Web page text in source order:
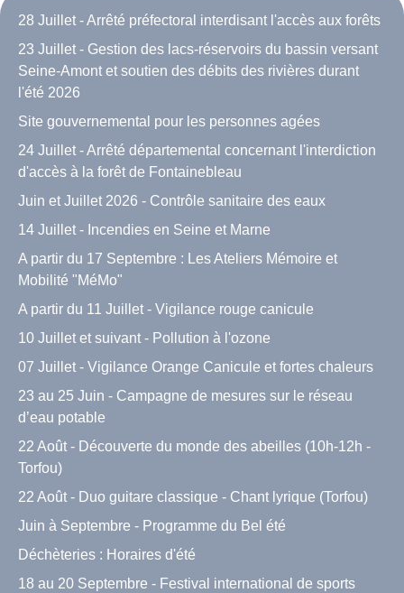
28 Juillet - Arrêté préfectoral interdisant l'accès aux forêts
23 Juillet - Gestion des lacs-réservoirs du bassin versant
Seine-Amont et soutien des débits des rivières durant
l'été 2026
Site gouvernemental pour les personnes agées
24 Juillet - Arrêté départemental concernant l'interdiction
d'accès à la forêt de Fontainebleau
Juin et Juillet 2026 - Contrôle sanitaire des eaux
14 Juillet - Incendies en Seine et Marne
A partir du 17 Septembre : Les Ateliers Mémoire et
Mobilité "MéMo"
A partir du 11 Juillet - Vigilance rouge canicule
10 Juillet et suivant - Pollution à l'ozone
07 Juillet - Vigilance Orange Canicule et fortes chaleurs
23 au 25 Juin - Campagne de mesures sur le réseau
d’eau potable
22 Août - Découverte du monde des abeilles (10h-12h -
Torfou)
22 Août - Duo guitare classique - Chant lyrique (Torfou)
Juin à Septembre - Programme du Bel été
Déchèteries : Horaires d'été
18 au 20 Septembre - Festival international de sports